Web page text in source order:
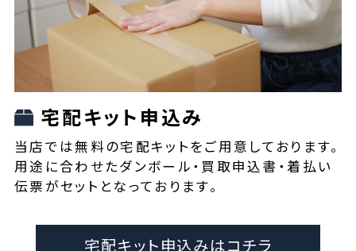
宅配キット申込み
当店では無料の宅配キットをご用意しております。
用途に合わせたダンボール・買取申込書・着払い
伝票がセットとなっております。
宅配キット申込みはコチラ